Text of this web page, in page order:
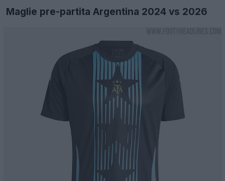
Maglie pre-partita Argentina 2024 vs 2026